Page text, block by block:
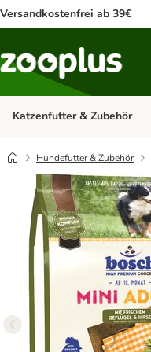
Versandkostenfrei ab 39€
Katzenfutter & Zubehör
Hundefutter & Zubehör